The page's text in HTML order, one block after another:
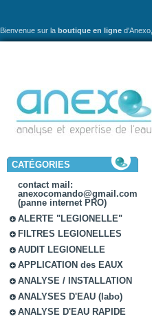
Bienvenue sur la boutique en ligne d'Anexo,
CATÉGORIES
contact mail:
anexocomando@gmail.com
(panne internet PRO)
ALERTE "LEGIONELLE"
FILTRES LEGIONELLES
AUDIT LEGIONELLE
APPLICATION des EAUX
ANALYSE / INSTALLATION
ANALYSES D'EAU (labo)
ANALYSE D'EAU RAPIDE